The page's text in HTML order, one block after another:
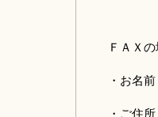
ＦＡＸ
・お名前
・ご住所